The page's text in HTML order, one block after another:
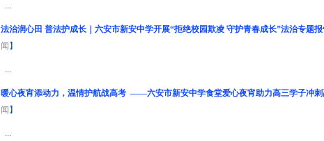
...
法治润心田 普法护成长｜六安市新安中学开展“拒绝校园欺凌 守护青春成长”法治专题
闻 】
...
暖心夜宵添动力，温情护航战高考 ——六安市新安中学食堂爱心夜宵助力高三学子冲刺
闻 】
...